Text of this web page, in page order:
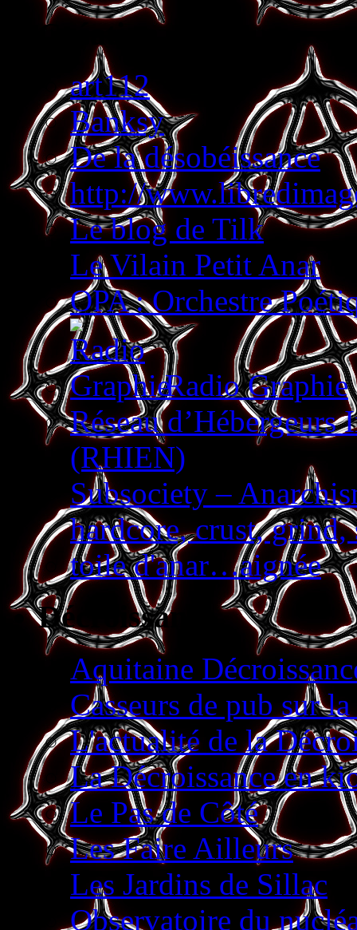
Création
art112
Banksy
De la désobéissance
http://
Le blog de Tilk
Le Vilain Petit Anar
OPA : Orchestre
Radio Graphie
Réseau d’Hébergeurs
(RHIEN)
Subsociety –
hardcore, crust,
toile d'anar…aignée
Décroissance
Aquitaine
Casseurs de pub sur
L'actualité de la
La Décroissance en
Le Pas de Côté
Les Faire Ailleurs
Les Jardins de Sillac
Observatoire du